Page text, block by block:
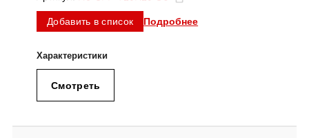
Добавить в список Подробнее
Смотреть